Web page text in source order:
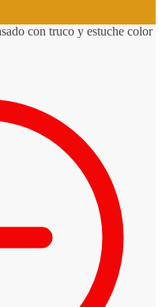
con truco y estuche color